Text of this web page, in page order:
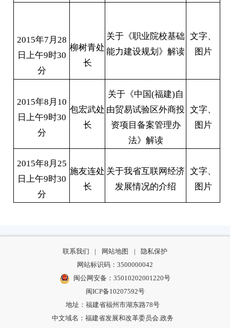
2015年7月28
日上午9时30
分
柳树青处
长
关于《职业院校基础
能力建设规划》解读
文字、
图片
2015年8月10
日上午9时30
分
包宏武处
长
关于《中国(福建)自
由贸易试验区外商投
资项目备案管理办
法》解读
文字、
图片
2015年8月25
日上午9时30
分
施友连处
长
关于我省互联网经济
发展情况的介绍
文字、
图片
联系我们 | 网站地图 |
隐私保护
网站标识码：3500000042
闽公网安备：35010202001220号
闽ICP备10207592号
地址：福建省福州市湖东路78号
中文域名：福建省发展和改革委员会.政务